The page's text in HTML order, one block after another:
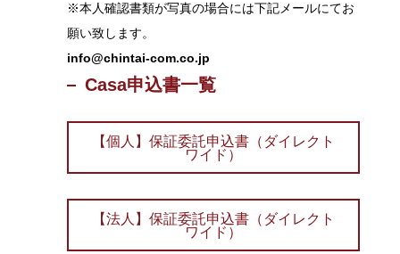
※本人確認書類が写真の場合には下記メールにてお
願い致します。
info@chintai-com.co.jp
Casa申込書一覧
【個人】保証委託申込書（ダイレクト
ワイド）
【法人】保証委託申込書（ダイレクト
ワイド）